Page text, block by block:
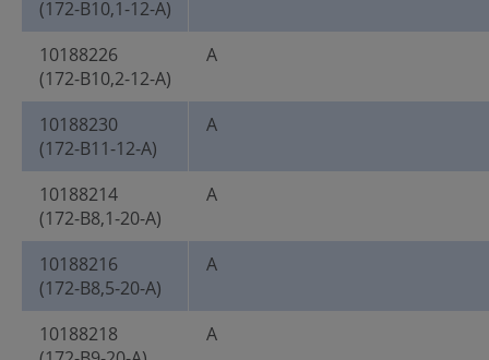
(172-B10,1-12-A)
10188226
(172-B10,2-12-A)
A
10188230
(172-B11-12-A)
A
10188214
(172-B8,1-20-A)
A
10188216
(172-B8,5-20-A)
A
10188218
A